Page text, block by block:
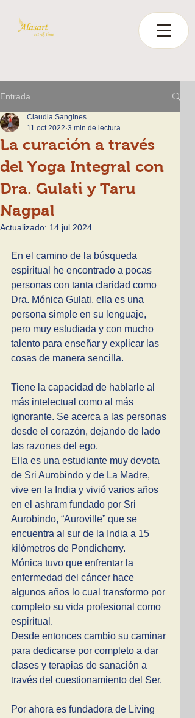
Entrada
La curación a través
del Yoga Integral con
Dra. Gulati y Taru
Nagpal
Claudia Sangines
11 oct 2022 3 min de lectura
Actualizado: 14 jul 2024
En el camino de la búsqueda
espiritual he encontrado a pocas
personas con tanta claridad como
Dra. Mónica Gulati, ella es una
persona simple en su lenguaje,
pero muy estudiada y con mucho
talento para enseñar y explicar las
cosas de manera sencilla.
Tiene la capacidad de hablarle al
más intelectual como al más
ignorante. Se acerca a las personas
desde el corazón, dejando de lado
las razones del ego.
Ella es una estudiante muy devota
de Sri Aurobindo y de La Madre,
vive en la India y vivió varios años
en el ashram fundado por Sri
Aurobindo, “Auroville” que se
encuentra al sur de la India a 15
kilómetros de Pondicherry.
Mónica tuvo que enfrentar la
enfermedad del cáncer hace
algunos años lo cual transformo por
completo su vida profesional como
espiritual.
Desde entonces cambio su caminar
para dedicarse por completo a dar
clases y terapias de sanación a
través del cuestionamiento del Ser.
Por ahora es fundadora de Living